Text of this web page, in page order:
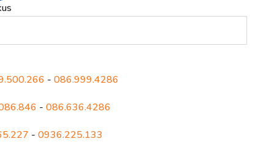
- 086.999.4286
- 086.636.4286
- 0936.225.133